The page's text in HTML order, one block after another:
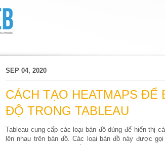
SEP 04, 2020
CÁCH TẠO HEATMAPS
ĐỘ TRONG TABLEAU
Tableau cung cấp các loại bản đồ dùng để hiển thị
lên nhau trên bản đồ. Các loại bản đồ này được